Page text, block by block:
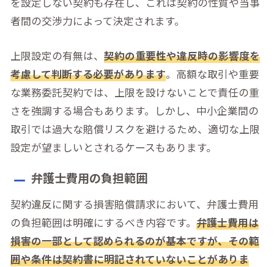
者間の交渉力によって決定されます。
上限設定の有無は、 契約の重要性や違反時の影響度を
考慮して判断する必要があります。高額な取引や重要
な業務委託契約では、上限を設けないことで責任の重
さを強調する場合もあります。しかし、中小企業間の
取引では過大な賠償リスクを避けるため、適切な上限
設定が望ましいとされるケースもあります。
弁護士費用の負担範囲
契約違反に関する損害賠償請求において、弁護士費用
の負担範囲は明確にするべき内容です。 弁護士費用は
損害の一部として認められるのが基本ですが、その範
囲や条件は契約書に明記されていないことがありま